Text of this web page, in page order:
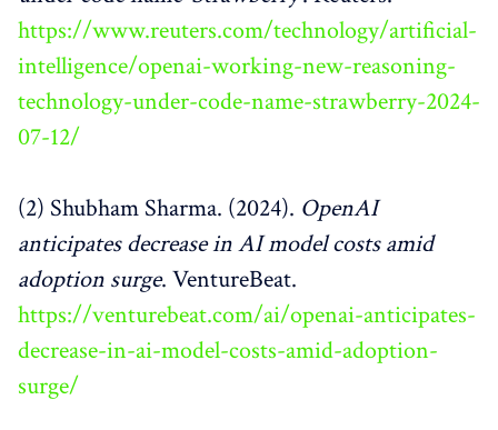
https://www.reuters.com/technology/artificial-
intelligence/openai-working-new-reasoning-
technology-under-code-name-strawberry-2024-
07-12/
(2) Shubham Sharma. (2024). OpenAI
anticipates decrease in AI model costs amid
adoption surge. VentureBeat.
https://venturebeat.com/ai/openai-anticipates-
decrease-in-ai-model-costs-amid-adoption-
surge/